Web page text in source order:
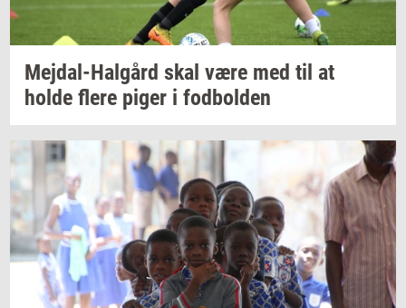
Mejdal-​Halgård skal være med til at
holde flere piger i fod­bol­den